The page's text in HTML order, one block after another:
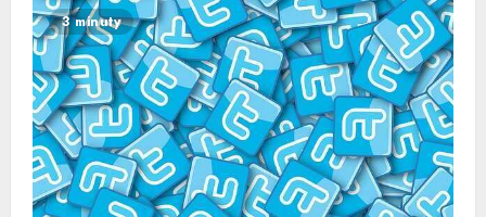
3 minuty